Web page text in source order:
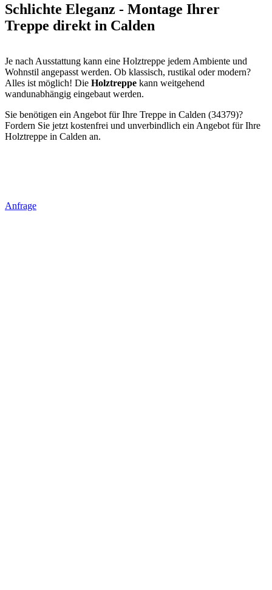
Schlichte Eleganz - Montage Ihrer
Treppe direkt in Calden
Je nach Ausstattung kann eine Holztreppe jedem Ambiente und
Wohnstil angepasst werden. Ob klassisch, rustikal oder modern?
Alles ist möglich! Die Holztreppe kann weitgehend
wandunabhängig eingebaut werden.
Sie benötigen ein Angebot für Ihre Treppe in Calden (34379)?
Fordern Sie jetzt kostenfrei und unverbindlich ein Angebot für Ihre
Holztreppe in Calden an.
Anfrage